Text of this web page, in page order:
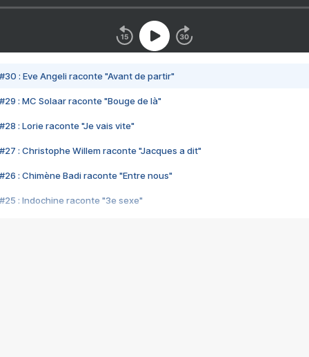
#30 : Eve Angeli raconte "Avant de partir"
#29 : MC Solaar raconte "Bouge de là"
#28 : Lorie raconte "Je vais vite"
#27 : Christophe Willem raconte "Jacques a dit"
#26 : Chimène Badi raconte "Entre nous"
#25 : Indochine raconte "3e sexe"